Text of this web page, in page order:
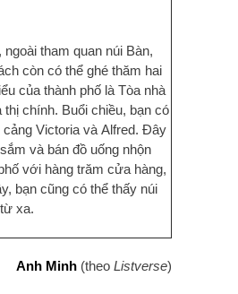
tham quan núi Bàn,
còn có thể ghé thăm hai
của thành phố là Tòa nhà
thị chính. Buổi chiều, bạn có
Victoria và Alfred. Đây
và bán đồ uống nhộn
với hàng trăm cửa hàng,
bạn cũng có thể thấy núi
xa.
Anh Minh (theo Listverse)